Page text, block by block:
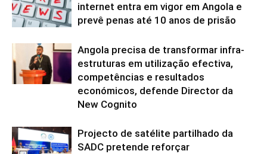
internet entra em vigor em Angola e
prevê penas até 10 anos de prisão
Angola precisa de transformar infra-
estruturas em utilização efectiva,
competências e resultados
económicos, defende Director da
New Cognito
Projecto de satélite partilhado da
SADC pretende reforçar